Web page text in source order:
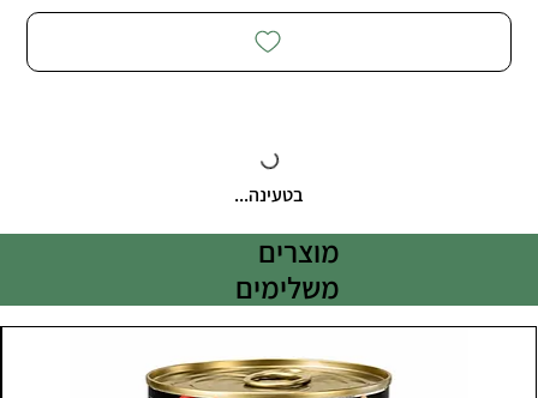
בטעינה...
מוצרים
משלימים